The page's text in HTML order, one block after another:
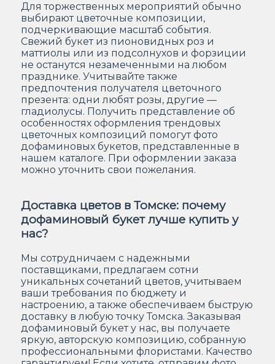
Для торжественных мероприятий обычно
выбирают цветочные композиции,
подчеркивающие масштаб события.
Свежий букет из пионовидных роз и
маттиолы или из подсолнухов и форзиции
не останутся незамеченными на любом
празднике. Учитывайте также
предпочтения получателя цветочного
презента: одни любят розы, другие —
гладиолусы. Получить представление об
особенностях оформления трендовых
цветочных композиций помогут фото
дофаминовых букетов, представленные в
нашем каталоге. При оформлении заказа
можно уточнить свои пожелания.
Доставка цветов в Томске: почему
дофаминовый букет лучше купить у
нас?
Мы сотрудничаем с надежными
поставщиками, предлагаем сотни
уникальных сочетаний цветов, учитываем
ваши требования по бюджету и
настроению, а также обеспечиваем быструю
доставку в любую точку Томска. Заказывая
дофаминовый букет у нас, вы получаете
яркую, авторскую композицию, собранную
профессиональными флористами. Качество